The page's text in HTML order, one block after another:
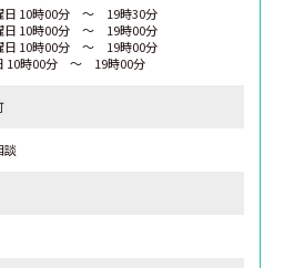
日 10時00分 ～ 19時30分
日 10時00分 ～ 19時00分
日 10時00分 ～ 19時00分
10時00分 ～ 19時00分
談